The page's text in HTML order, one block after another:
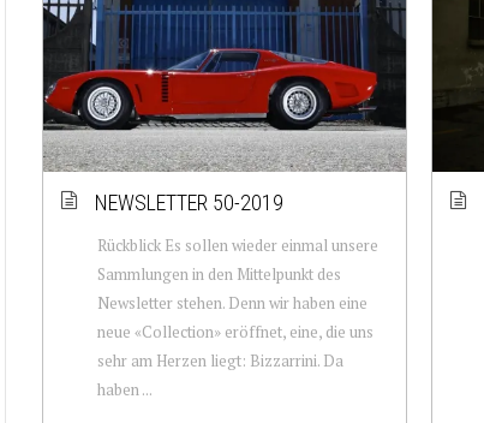
NEWSLETTER 50-2019
Rückblick Es sollen wieder einmal unsere
Sammlungen in den Mittelpunkt des
Newsletter stehen. Denn wir haben eine
neue «Collection» eröffnet, eine, die uns
sehr am Herzen liegt: Bizzarrini. Da
haben ...